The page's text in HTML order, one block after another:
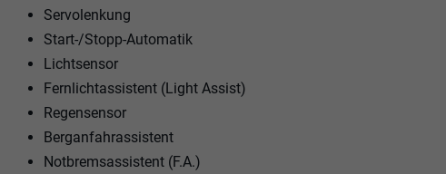
Servolenkung
Start-/Stopp-Automatik
Lichtsensor
Fernlichtassistent (Light Assist)
Regensensor
Berganfahrassistent
Notbremsassistent (F.A.)